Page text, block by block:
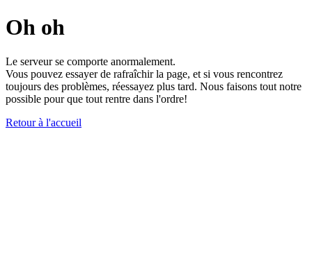
Oh oh
Le serveur se comporte anormalement.
Vous pouvez essayer de rafraîchir la page, et si vous rencontrez
toujours des problèmes, réessayez plus tard. Nous faisons tout notre
possible pour que tout rentre dans l'ordre!
Retour à l'accueil